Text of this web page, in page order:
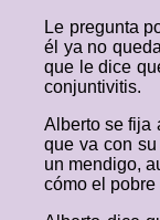
Le pregunta
él ya no
que le dice
conjuntivitis.
Alberto se fija
que va con
un mendigo,
cómo el